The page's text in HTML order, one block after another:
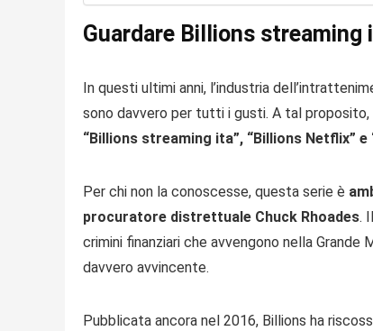
Guardare Billions streaming
In questi ultimi anni, l’industria
sono davvero per tutti i gusti. A tal
“Billions streaming ita”, “Billions Netflix”
Per chi non la conoscesse, questa serie è
procuratore distrettuale Chuck Rhoades.
crimini finanziari che avvengono nella
davvero avvincente.
Pubblicata ancora nel 2016, Billions ha